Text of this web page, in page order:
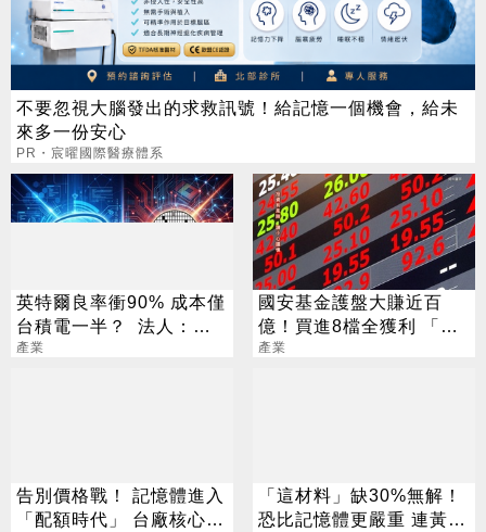
不要忽視大腦發出的求救訊號！給記憶一個機會，給未
來多一份安心
PR・宸曜國際醫療體系
英特爾良率衝90% 成本僅
台積電一半？ 法人：「3
台廠」機會來了
產業
國安基金護盤大賺近百
億！買進8檔全獲利 「這
檔」貢獻逾7成7
產業
告別價格戰！ 記憶體進入
「配額時代」 台廠核心指
「這材料」缺30%無解！
恐比記憶體更嚴重 連黃仁